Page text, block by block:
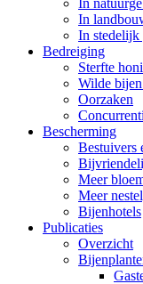
In
In
In stedelijk
Bedreiging
Sterfte
Wilde
Oorzaken
Bescherming
Bestuivers
Meer
Meer
Bijenhotels
Publicaties
Overzicht